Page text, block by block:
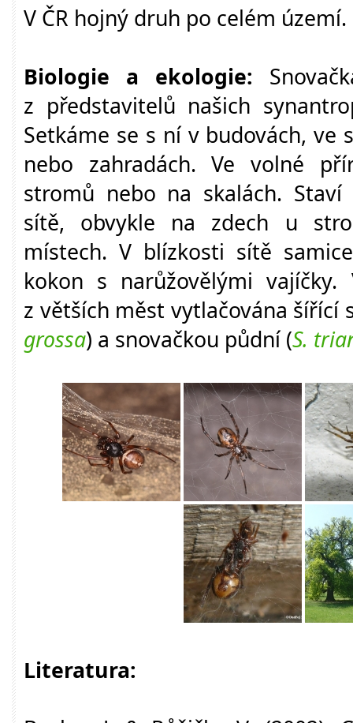
V ČR hojný druh po celém
Biologie a ekologie:
z představitelů našich
Setkáme se s ní v budovách, ve
nebo zahradách. Ve volné
stromů nebo na skalách.
sítě, obvykle na zdech u
místech. V blízkosti sítě
kokon s narůžovělými
z větších měst vytlačována šířící
grossa) a snovačkou půdní (S.
Literatura: